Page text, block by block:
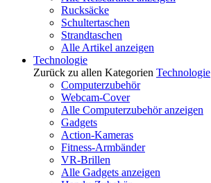
Rucksäcke
Schultertaschen
Strandtaschen
Alle Artikel anzeigen
Technologie
Zurück zu allen Kategorien Technologie
Computerzubehör
Webcam-Cover
Alle Computerzubehör anzeigen
Gadgets
Action-Kameras
Fitness-Armbänder
VR-Brillen
Alle Gadgets anzeigen